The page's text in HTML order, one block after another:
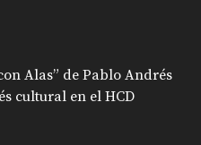
Alas” de Pablo Andrés
cultural en el HCD